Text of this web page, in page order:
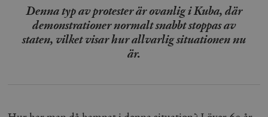
Denna typ av protester är ovanlig i Kuba, där
demonstrationer normalt snabbt stoppas av
staten, vilket visar hur allvarlig situationen nu
är.